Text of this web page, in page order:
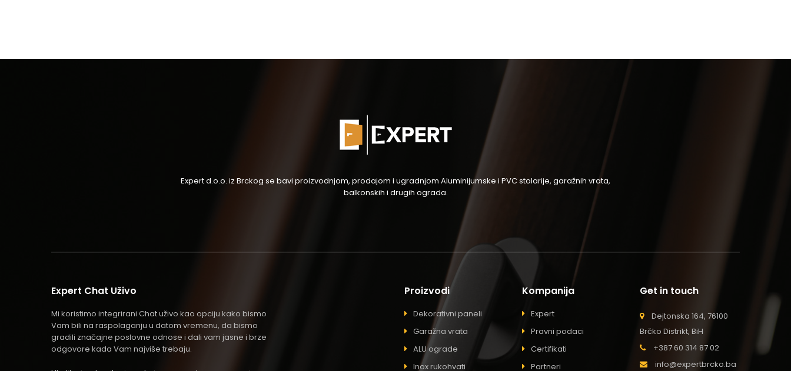
Expert d.o.o. iz Brckog se bavi proizvodnjom, prodajom i ugradnjom Aluminijumske i PVC stolarije, garažnih vrata,
balkonskih i drugih ograda.
Expert Chat Uživo
Mi koristimo integrirani Chat uživo kao opciju kako bismo
Vam bili na raspolaganju u datom vremenu, da bismo
gradili značajne poslovne odnose i dali vam jasne i brze
odgovore kada Vam najviše trebaju.
Proizvodi
Dekorativni paneli
Garažna vrata
ALU ograde
Inox rukohvati
Kompanija
Expert
Pravni podaci
Certifikati
Partneri
Get in touch
Dejtonska 164, 76100
Brčko Distrikt, BiH
+387 60 314 87 02
info@expertbrcko.ba